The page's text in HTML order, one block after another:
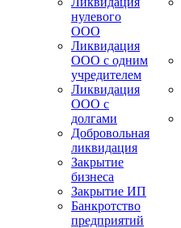
нулевого
ООО
Ликвидация
ООО с одним
учредителем
Ликвидация
ООО с
долгами
Добровольная
ликвидация
Закрытие
бизнеса
Закрытие ИП
Банкротство
предприятий